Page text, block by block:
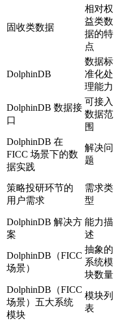
固收类数据
相对权
益类数
据的特
点
DolphinDB
数据标
准化处
理能力
DolphinDB 数据接
口
可接入
数据范
围
DolphinDB 在
FICC 场景下的数
据实践
解决问
题
策略投研环节的
用户需求
需求类
型
DolphinDB 解决方
案
能力描
述
DolphinDB（FICC
场景）
抽象的
系统模
块数量
DolphinDB（FICC
场景）五大系统
模块
模块列
表